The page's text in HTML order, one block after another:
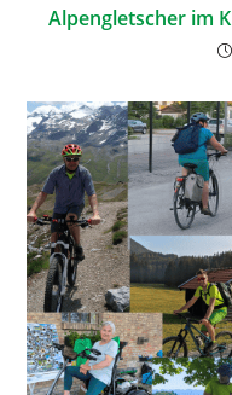
Alpengletscher im